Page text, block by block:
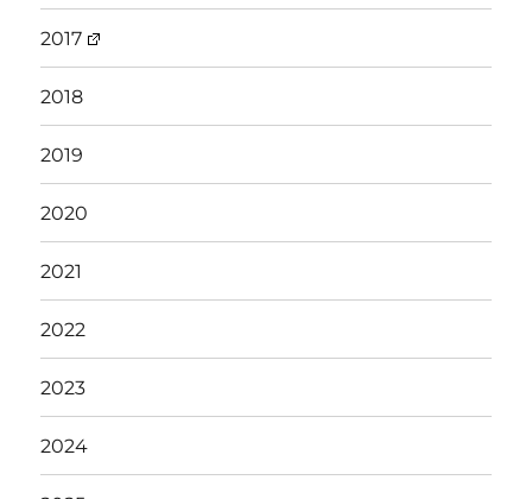
2017
2018
2019
2020
2021
2022
2023
2024